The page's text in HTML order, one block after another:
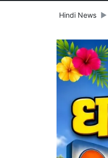
Hindi News